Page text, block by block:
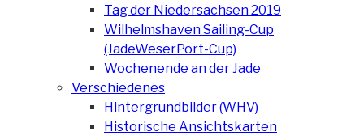
Tag der Niedersachsen 2019
Wilhelmshaven Sailing-Cup
(JadeWeserPort-Cup)
Wochenende an der Jade
Verschiedenes
Hintergrundbilder (WHV)
Historische Ansichtskarten